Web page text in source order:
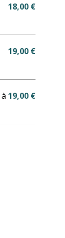
18,00 €
19,00 €
à 19,00 €